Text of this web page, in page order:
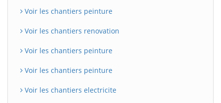
Voir les chantiers peinture
Voir les chantiers renovation
Voir les chantiers peinture
Voir les chantiers peinture
Voir les chantiers electricite